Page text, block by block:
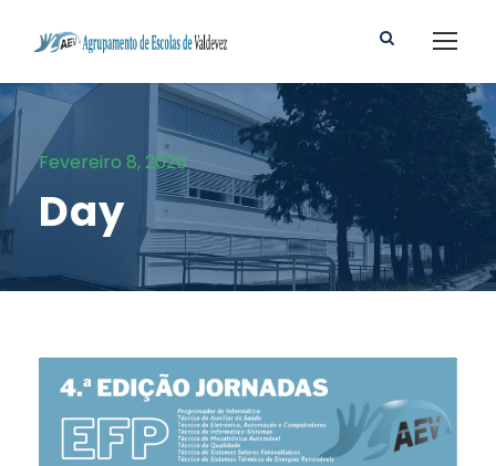
Fevereiro 8, 2026
Day